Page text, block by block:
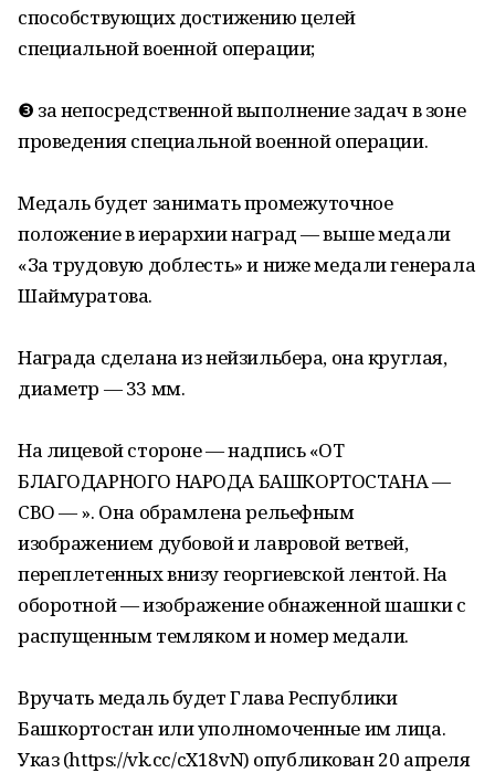
способствующих достижению целей
специальной военной операции;
❸ за непосредственной выполнение задач в зоне
проведения специальной военной операции.
Медаль будет занимать промежуточное
положение в иерархии наград — выше медали
«За трудовую доблесть» и ниже медали генерала
Шаймуратова.
Награда сделана из нейзильбера, она круглая,
диаметр — 33 мм.
На лицевой стороне — надпись «ОТ
БЛАГОДАРНОГО НАРОДА БАШКОРТОСТАНА —
СВО — ». Она обрамлена рельефным
изображением дубовой и лавровой ветвей,
переплетенных внизу георгиевской лентой. На
оборотной — изображение обнаженной шашки с
распущенным темляком и номер медали.
Вручать медаль будет Глава Республики
Башкортостан или уполномоченные им лица.
Указ (https://vk.cc/cX18vN) опубликован 20 апреля